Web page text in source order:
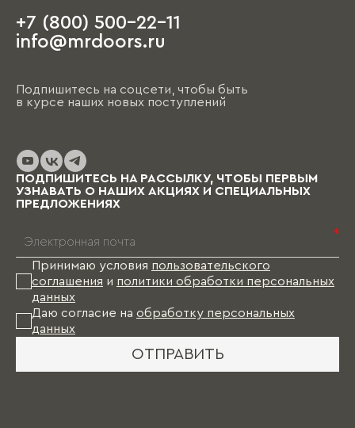
+7 (800) 500-22-11
info@mrdoors.ru
Подпишитесь на соцсети, чтобы быть
в курсе наших новых поступлений
ПОДПИШИТЕСЬ НА РАССЫЛКУ, ЧТОБЫ ПЕРВЫМ
УЗНАВАТЬ О НАШИХ АКЦИЯХ И СПЕЦИАЛЬНЫХ
ПРЕДЛОЖЕНИЯХ
*
Принимаю условия пользовательского
соглашения и политики обработки персональных
данных
Даю согласие на обработку персональных
данных
ОТПРАВИТЬ